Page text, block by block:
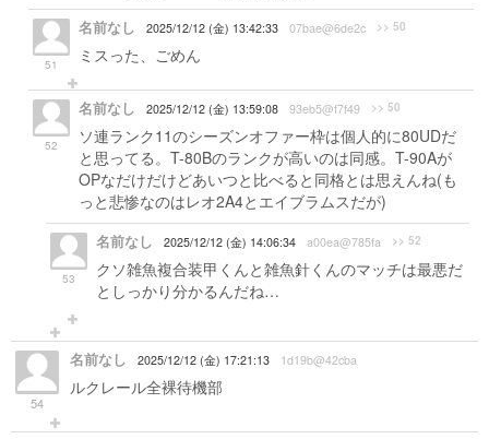
51
名前なし 2025/12/12 (金) 13:42:33 07bae@6de2c >> 50
ミスった、ごめん
52
名前なし 2025/12/12 (金) 13:59:08 93eb5@f7f49 >> 50
ソ連ランク11のシーズンオファー枠は個人的に80UDだ
と思ってる。T-80Bのランクが高いのは同感。T-90Aが
OPなだけだけどあいつと比べると同格とは思えんね(も
っと悲惨なのはレオ2A4とエイブラムスだが)
53
名前なし 2025/12/12 (金) 14:06:34 a00ea@785fa >> 52
クソ雑魚複合装甲くんと雑魚針くんのマッチは最悪だ
としっかり分かるんだね…
54
名前なし 2025/12/12 (金) 17:21:13 1d19b@42cba
ルクレール全裸待機部